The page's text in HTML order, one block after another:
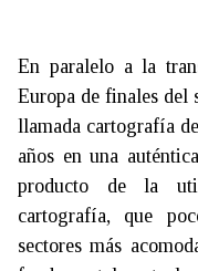
En paralelo a la
Europa de finales
llamada cartografía
años en una
producto de la
cartografía, que
sectores más